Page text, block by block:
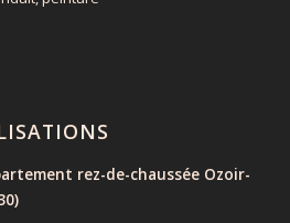
rez-de-chaussée Ozoir-